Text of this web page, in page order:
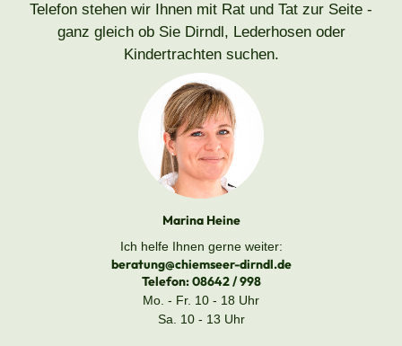
Telefon stehen wir Ihnen mit Rat und Tat zur Seite -
ganz gleich ob Sie Dirndl, Lederhosen oder
Kindertrachten suchen.
Marina Heine
Ich helfe Ihnen gerne weiter:
beratung@chiemseer-dirndl.de
Telefon:08642 / 998
Mo. - Fr. 10 - 18 Uhr
Sa. 10 - 13 Uhr